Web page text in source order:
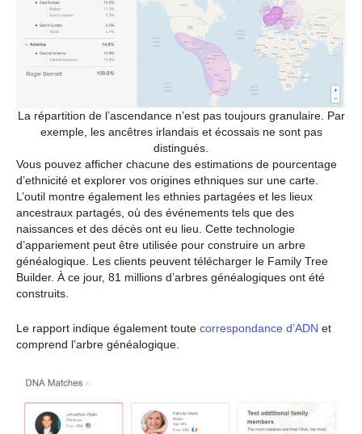
La répartition de l’ascendance n’est pas toujours granulaire. Par
exemple, les ancêtres irlandais et écossais ne sont pas
distingués.
Vous pouvez afficher chacune des estimations de pourcentage
d’ethnicité et explorer vos origines ethniques sur une carte.
L’outil montre également les ethnies partagées et les lieux
ancestraux partagés, où des événements tels que des
naissances et des décès ont eu lieu. Cette technologie
d’appariement peut être utilisée pour construire un arbre
généalogique. Les clients peuvent télécharger le Family Tree
Builder. À ce jour, 81 millions d’arbres généalogiques ont été
construits.
Le rapport indique également toute correspondance d’ADN et
comprend l’arbre généalogique.